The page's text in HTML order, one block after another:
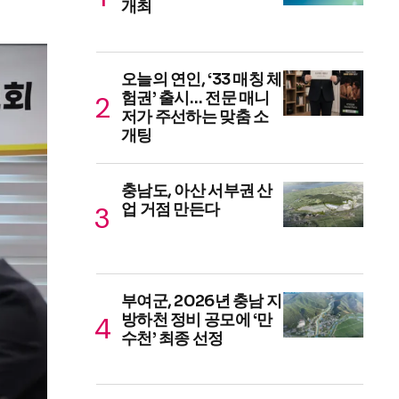
개최
오늘의 연인, ‘33 매칭 체
험권’ 출시… 전문 매니
저가 주선하는 맞춤 소
개팅
충남도, 아산 서부권 산
업 거점 만든다
부여군, 2026년 충남 지
방하천 정비 공모에 ‘만
수천’ 최종 선정